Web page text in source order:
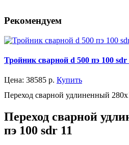
Рекомендуем
Тройник сварной d 500 пэ 100 sdr
Цена: 38585 р. Купить
Переход сварной удлиненный
Переход сварной
пэ 100 sdr 11